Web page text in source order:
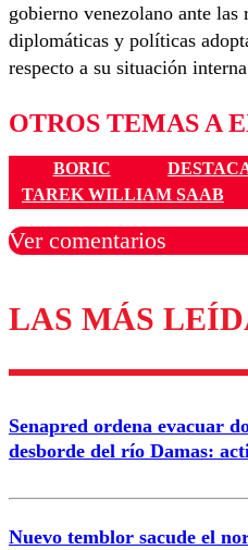
gobierno venezolano ante las
diplomáticas y políticas
respecto a su situación
OTROS TEMAS A
BORIC
TAREK WILLIAM SAAB
Ver comentarios
Los comentarios son
diálogo
Nombre
Correo
LAS MÁS
Senapred ordena evacuar
desborde del río Damas:
Nuevo temblor sacude el